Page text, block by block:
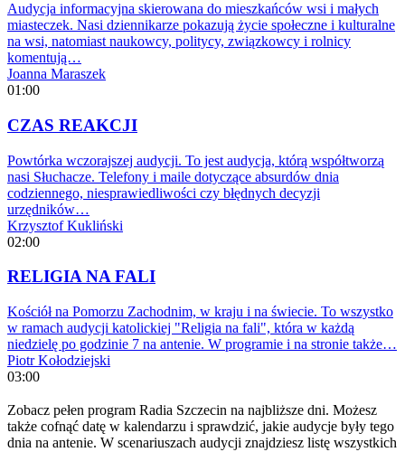
Audycja informacyjna skierowana do mieszkańców wsi i małych
miasteczek. Nasi dziennikarze pokazują życie społeczne i kulturalne
na wsi, natomiast naukowcy, politycy, związkowcy i rolnicy
komentują…
Joanna Maraszek
01:00
CZAS REAKCJI
Powtórka wczorajszej audycji. To jest audycja, którą współtworzą
nasi Słuchacze. Telefony i maile dotyczące absurdów dnia
codziennego, niesprawiedliwości czy błędnych decyzji
urzędników…
Krzysztof Kukliński
02:00
RELIGIA NA FALI
Kościół na Pomorzu Zachodnim, w kraju i na świecie. To wszystko
w ramach audycji katolickiej "Religia na fali", która w każdą
niedzielę po godzinie 7 na antenie. W programie i na stronie także…
Piotr Kołodziejski
03:00
Zobacz pełen program Radia Szczecin na najbliższe dni. Możesz
także cofnąć datę w kalendarzu i sprawdzić, jakie audycje były tego
dnia na antenie. W scenariuszach audycji znajdziesz listę wszystkich